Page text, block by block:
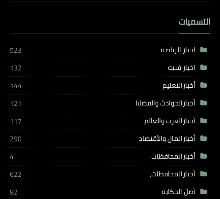
التسميات
اخبار الرياضة
523
اخبار فنيه
132
أخبارالتعليم
144
أخبارالحوادث والقضايا
121
أخبارالعرب والعالم
117
أخبارالمال والأقتصاد
290
أخبارالمحافظات
4
أخبارالمحافظات،
622
أصل الحكاية
82